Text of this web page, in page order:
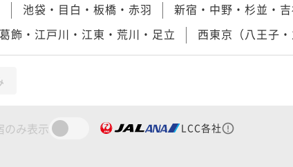
池袋・目白・板橋・赤羽 新宿・中野・杉並・
葛飾・江戸川・江東・荒川・足立 西東京（八王子
のみ表示 LCC各社